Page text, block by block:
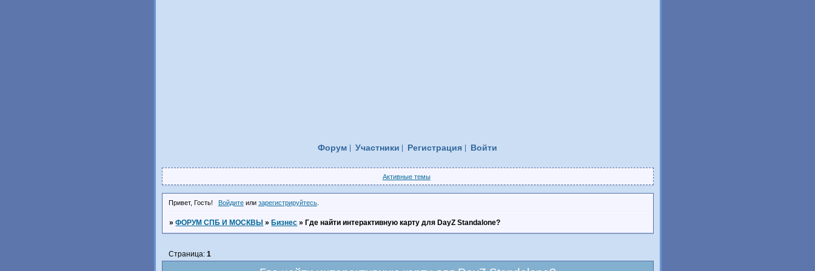
Форум Участники Регистрация Войти
Активные темы
Привет, Гость! Войдитеили зарегистрируйтесь.
»ФОРУМ СПБ И МОСКВЫ » Бизнес » Где найти интерактивную карту для DayZ Standalone?
Страница:1